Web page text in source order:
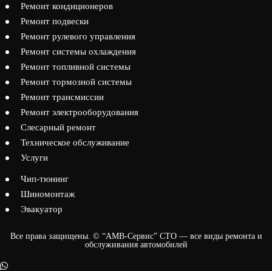
Ремонт кондиционеров
Ремонт подвески
Ремонт рулевого управления
Ремонт системы охлаждения
Ремонт топливной системы
Ремонт тормозной системы
Ремонт трансмиссии
Ремонт электрооборудования
Слесарный ремонт
Техническое обслуживание
Услуги
Чип-тюнинг
Шиномонтаж
Эвакуатор
Все права защищены. © “АМВ-Сервис” СТО — все виды ремонта и
обслуживания автомобилей